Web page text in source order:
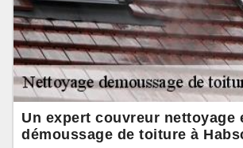
Un expert couvreur nettoyage
démoussage de toiture à